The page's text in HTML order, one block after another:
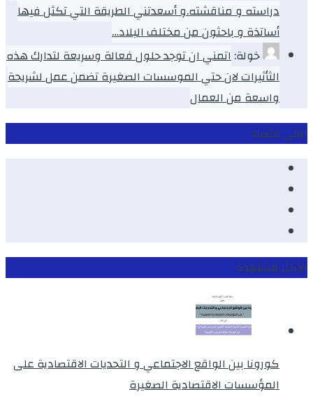
دراسته و مناقشته.و أسعدتني الطريقة التي تكثل فيها
أساتذة و باحثون من مختلف البلاد…
خولة:اتمني ان توجد حلول فعالة وسريعة لتدارك هذه
الثأثيرات لان حتي الموسسات الصغيرة تضمن عمل لشريحة
واسعة من العمال
ابقى متصلا
الأكثر مشاهدة
كورونا بين الواقع الاجتماعي و التحديات الاقتصادية على
المؤسسات الاقتصادية الصغيرة